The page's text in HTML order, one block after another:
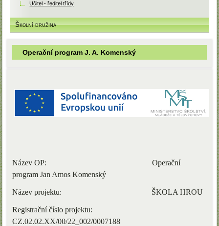
Učitel - ředitel třídy
Školní družina
Operační program J. A. Komenský
Název OP: Operační
program Jan Amos Komenský
Název projektu: ŠKOLA HROU
Registrační číslo projektu:
CZ.02.02.XX/00/22_002/0007188